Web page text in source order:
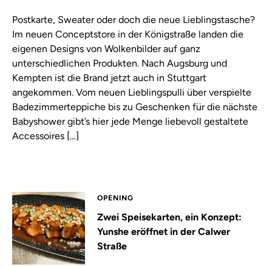
Postkarte, Sweater oder doch die neue Lieblingstasche?
Im neuen Conceptstore in der Königstraße landen die
eigenen Designs von Wolkenbilder auf ganz
unterschiedlichen Produkten. Nach Augsburg und
Kempten ist die Brand jetzt auch in Stuttgart
angekommen. Vom neuen Lieblingspulli über verspielte
Badezimmerteppiche bis zu Geschenken für die nächste
Babyshower gibt’s hier jede Menge liebevoll gestaltete
Accessoires […]
OPENING
Zwei Speisekarten, ein Konzept:
Yunshe eröffnet in der Calwer
Straße